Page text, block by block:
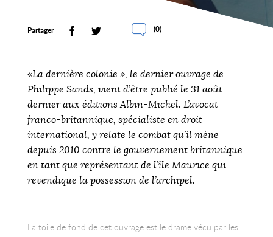
Partager (0)
«La dernière colonie », le dernier ouvrage de
Philippe Sands, vient d’être publié le 31 août
dernier aux éditions Albin-Michel. L’avocat
franco-britannique, spécialiste en droit
international, y relate le combat qu’il mène
depuis 2010 contre le gouvernement britannique
en tant que représentant de l’île Maurice qui
revendique la possession de l’archipel.
La toile de fond de cet ouvrage est le drame vécu par les